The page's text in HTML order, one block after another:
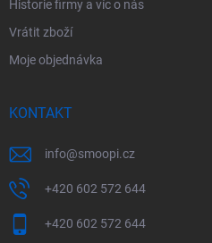
Historie firmy a víc o nás
Vrátit zboží
Moje objednávka
KONTAKT
info@smoopi.cz
+420 602 572 644
+420 602 572 644